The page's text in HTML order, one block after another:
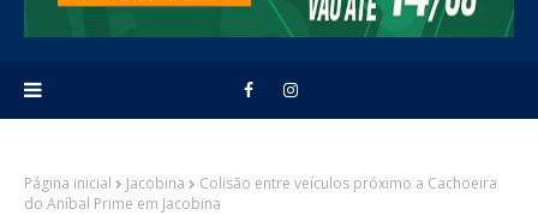
Página inicial Jacobina
Colisão entre veículos próximo a Cachoeira
do Aníbal Prime em Jacobina